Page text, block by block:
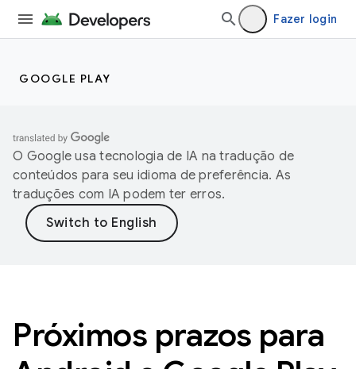
Fazer login
GOOGLE PLAY
O Google usa tecnologia de IA na tradução de
conteúdos para seu idioma de preferência. As
traduções com IA podem ter erros.
Próximos prazos para